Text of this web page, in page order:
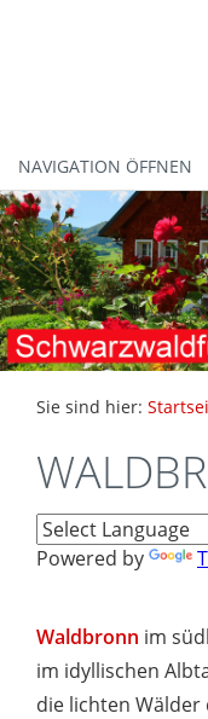
NAVIGATION ÖFFNEN
Sie sind hier:
Powered by
Waldbronn im
im idyllischen
die lichten Wälder